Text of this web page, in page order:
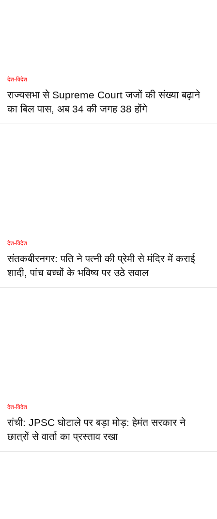
देश-विदेश
राज्यसभा से Supreme Court जजों की संख्या बढ़ाने
का बिल पास, अब 34 की जगह 38 होंगे
देश-विदेश
संतकबीरनगर: पति ने पत्नी की प्रेमी से मंदिर में कराई
शादी, पांच बच्चों के भविष्य पर उठे सवाल
देश-विदेश
रांची: JPSC घोटाले पर बड़ा मोड़: हेमंत सरकार ने
छात्रों से वार्ता का प्रस्ताव रखा